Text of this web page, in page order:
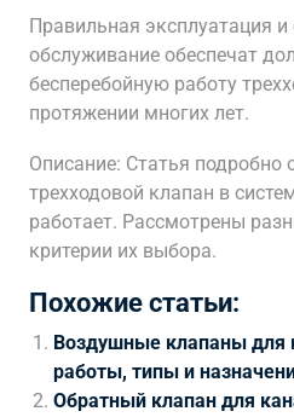
Правильная эксплуатация
обслуживание обеспечат
бесперебойную работу
протяжении многих лет.
Описание: Статья подробно
трехходовой клапан в
работает. Рассмотрены
критерии их выбора.
Похожие статьи:
Воздушные клапаны для
работы, типы и
Обратный клапан для